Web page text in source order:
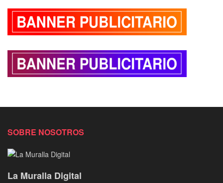
SOBRE NOSOTROS
La Muralla Digital